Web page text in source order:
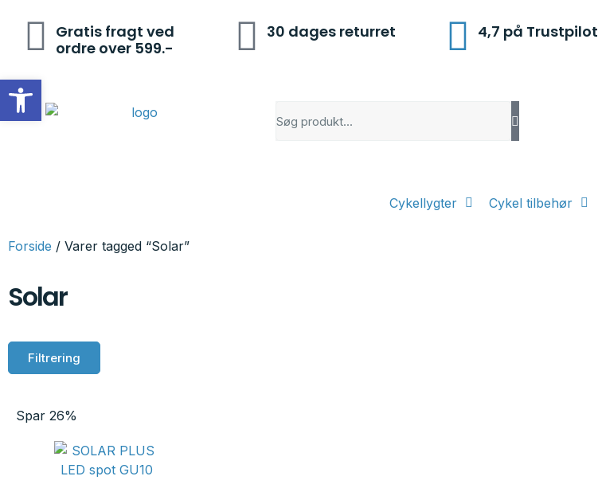
Gratis fragt ved
ordre over 599.-
30 dages returret 4,7 på Trustpilot
Cykellygter Cykel tilbehør
Forside / Varer tagged “Solar”
Solar
Filtrering
Spar 26%
Open toolbar